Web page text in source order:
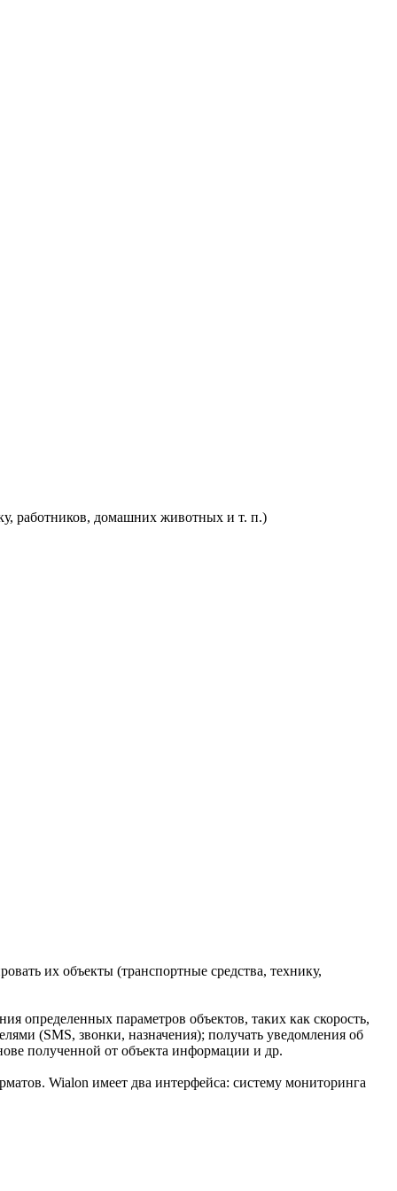
работников, домашних животных и т. п.)
их объекты (транспортные средства, технику,
определенных параметров объектов, таких как скорость,
(SMS, звонки, назначения); получать уведомления об
полученной от объекта информации и др.
Wialon имеет два интерфейса: систему мониторинга